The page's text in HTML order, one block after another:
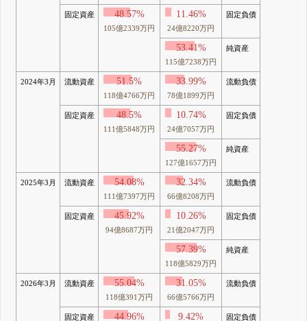
固定資産 48.57%
105億2339万円
11.46%
24億8220万円
固定負債
53.41%
115億7238万円
純資産
2024年3月 流動資産 51.5%
118億4766万円
33.99%
78億1899万円
流動負債
固定資産 48.5%
111億5848万円
10.74%
24億7057万円
固定負債
55.27%
127億1657万円
純資産
2025年3月 流動資産 54.08%
111億7397万円
32.34%
66億8208万円
流動負債
固定資産 45.92%
94億8687万円
10.26%
21億2047万円
固定負債
57.39%
118億5829万円
純資産
2026年3月 流動資産 55.04%
118億391万円
31.05%
66億5766万円
流動負債
固定資産 44.96% 9.42% 固定負債